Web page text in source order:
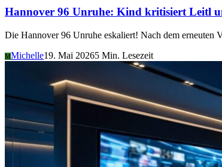
Hannover 96 Unruhe: Kind kritisiert Leitl
Die Hannover 96 Unruhe eskaliert! Nach dem
MMichelle19. Mai 20265 Min. Lesezeit